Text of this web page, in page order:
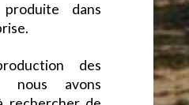
dans
des
nous avons